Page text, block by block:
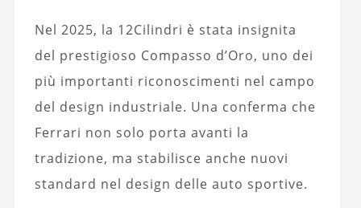
Nel 2025, la 12Cilindri è stata insignita
del prestigioso Compasso d’Oro, uno dei
più importanti riconoscimenti nel campo
del design industriale. Una conferma che
Ferrari non solo porta avanti la
tradizione, ma stabilisce anche nuovi
standard nel design delle auto sportive.